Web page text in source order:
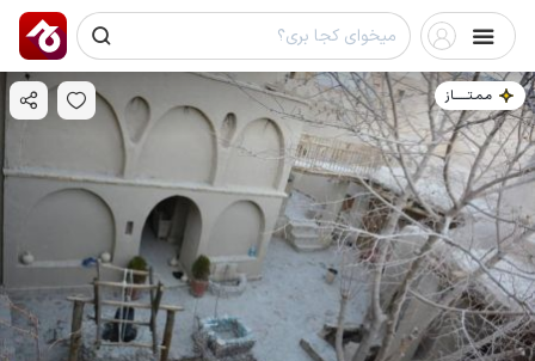
مـمـتــــــاز